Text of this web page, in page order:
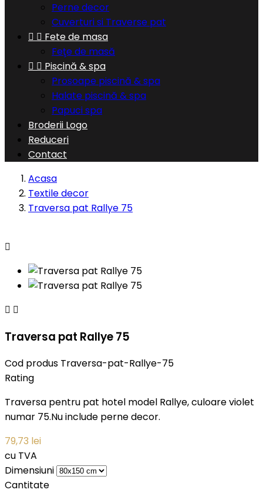
Perne decor
Cuverturi si Traverse pat
  Fete de masa
Feţe de masă
  Piscină & spa
Prosoape piscină & spa
Halate piscină & spa
Papuci spa
Broderii Logo
Reduceri
Contact
Acasa
Textile decor
Traversa pat Rallye 75

 
Traversa pat Rallye 75
Cod produs Traversa-pat-Rallye-75
Rating
Traversa pentru pat hotel model Rallye, culoare violet
numar 75.Nu include perne decor.
79,73 lei
cu TVA
Dimensiuni
Cantitate